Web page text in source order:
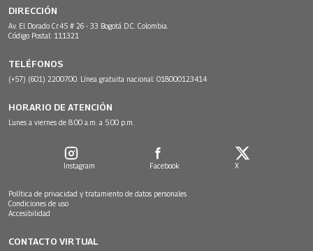
DIRECCIÓN
Av. El Dorado Cr.45 # 26 - 33 Bogotá D.C. Colombia.
Código Postal: 111321
TELÉFONOS
(+57) (601) 2200700. Línea gratuita nacional: 018000123414
HORARIO DE ATENCIÓN
Lunes a viernes de 8:00 a.m. a 5:00 p.m.
Instagram Facebook X
Política de privacidad y tratamiento de datos personales
Condiciones de uso
Accesibilidad
CONTACTO VIRTUAL